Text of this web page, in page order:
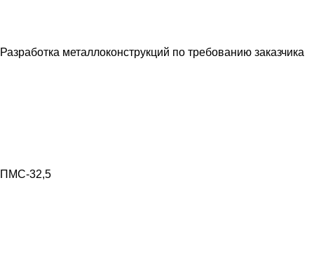
Разработка металлоконструкций по требованию заказчика
ПМС-32,5